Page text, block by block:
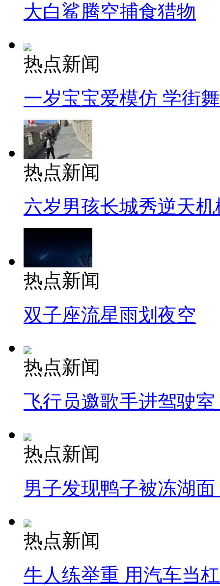
大白鲨腾空捕食猎物
热点新闻
一岁宝宝爱模仿 学街
热点新闻
六岁男孩长城秀逆天机
热点新闻
双子座流星雨划夜空
热点新闻
飞行员邀歌手进驾驶
热点新闻
男子发现鸭子被冻湖
热点新闻
牛人练举重 用汽车当